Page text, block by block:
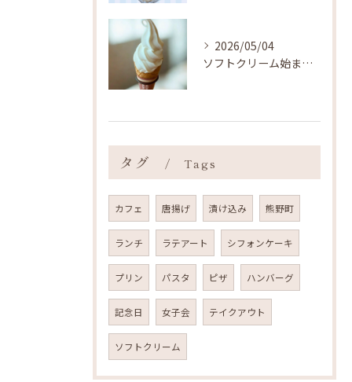
2026/05/04
ソフトクリーム始まりました ˎˊ˗
タグ Tags
カフェ 唐揚げ 漬け込み 熊野町
ランチ ラテアート シフォンケーキ
プリン パスタ ピザ ハンバーグ
記念日 女子会 テイクアウト
ソフトクリーム